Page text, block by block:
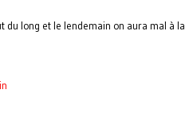
du long et le lendemain on aura mal à la